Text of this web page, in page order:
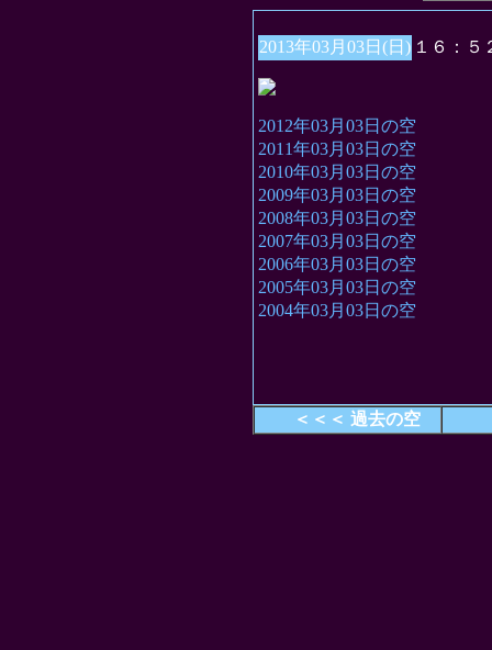
2013年03月03日(日) １６：５
2012年03月03日の空
2011年03月03日の空
2010年03月03日の空
2009年03月03日の空
2008年03月03日の空
2007年03月03日の空
2006年03月03日の空
2005年03月03日の空
2004年03月03日の空
＜＜＜ 過去の空